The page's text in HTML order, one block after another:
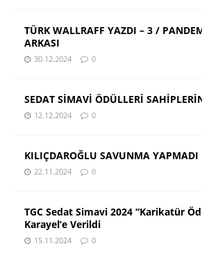
TÜRK WALLRAFF YAZDI – 3 /
ARKASI
30.12.2024 0
SEDAT SİMAVİ ÖDÜLLERİ
12.12.2024 0
KILIÇDAROĞLU SAVUNMA YAPMADI
22.11.2024 0
TGC Sedat Simavi 2024 “Karikatür
Karayel’e Verildi
15.11.2024 0